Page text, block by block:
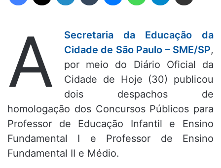
A
Secretaria da Educação da
Cidade de São Paulo – SME/SP,
por meio do Diário Oficial da
Cidade de Hoje (30) publicou
dois despachos de
homologação dos Concursos Públicos para
Professor de Educação Infantil e Ensino
Fundamental I e Professor de Ensino
Fundamental II e Médio.